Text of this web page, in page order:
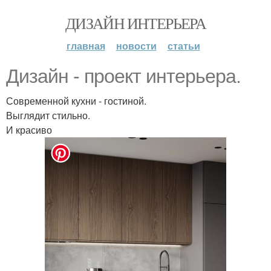
ДИЗАЙН ИНТЕРЬЕРА
главная новости статьи
Дизайн - проект интерьера.
Современной кухни - гостиной.
Выглядит стильно.
И красиво